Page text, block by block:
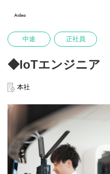
中途 正社員
◆IoTエンジニア
本社